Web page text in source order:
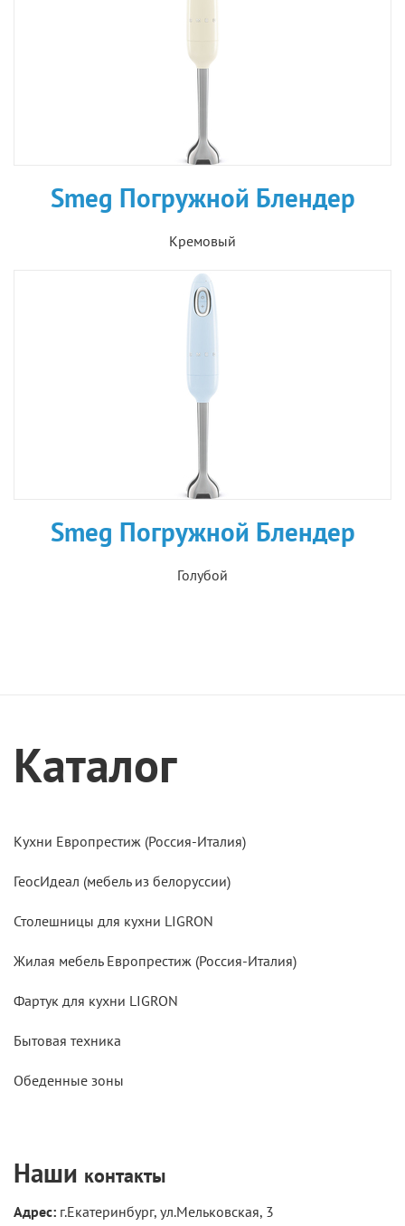
Smeg Погружной Блендер
Кремовый
Smeg Погружной Блендер
Голубой
Каталог
Кухни Европрестиж (Россия-Италия)
ГеосИдеал (мебель из белоруссии)
Столешницы для кухни LIGRON
Жилая мебель Европрестиж (Россия-Италия)
Фартук для кухни LIGRON
Бытовая техника
Обеденные зоны
Наши контакты
Адрес: г.Екатеринбург, ул.Мельковская, 3